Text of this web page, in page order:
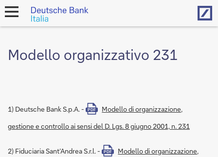
open
navigation
Modello organizzativo 231
1) Deutsche Bank S.p.A. - PDF
Modello di organizzazione,
gestione e controllo ai sensi del D. Lgs. 8 giugno 2001, n. 231
2) Fiduciaria Sant’Andrea S.r.l. - PDF
Modello di organizzazione,